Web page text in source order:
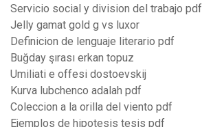
Servicio social y division del trabajo pdf
Jelly gamat gold g vs luxor
Definicion de lenguaje literario pdf
Buğday şırası erkan topuz
Umiliati e offesi dostoevskij
Kurva lubchenco adalah pdf
Coleccion a la orilla del viento pdf
Ejemplos de hipotesis tesis pdf